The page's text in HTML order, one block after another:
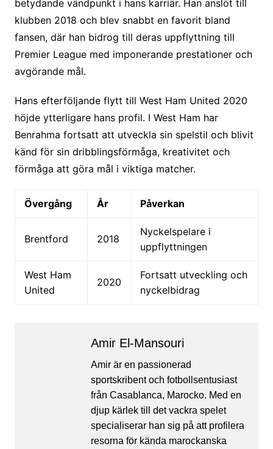
betydande vändpunkt i hans karriär. Han anslöt till
klubben 2018 och blev snabbt en favorit bland
fansen, där han bidrog till deras uppflyttning till
Premier League med imponerande prestationer och
avgörande mål.
Hans efterföljande flytt till West Ham United 2020
höjde ytterligare hans profil. I West Ham har
Benrahma fortsatt att utveckla sin spelstil och blivit
känd för sin dribblingsförmåga, kreativitet och
förmåga att göra mål i viktiga matcher.
Övergång År Påverkan
Brentford 2018
Nyckelspelare i
uppflyttningen
West Ham
United
2020
Fortsatt utveckling och
nyckelbidrag
Amir El-Mansouri
Amir är en passionerad
sportskribent och fotbollsentusiast
från Casablanca, Marocko. Med en
djup kärlek till det vackra spelet
specialiserar han sig på att profilera
resorna för kända marockanska